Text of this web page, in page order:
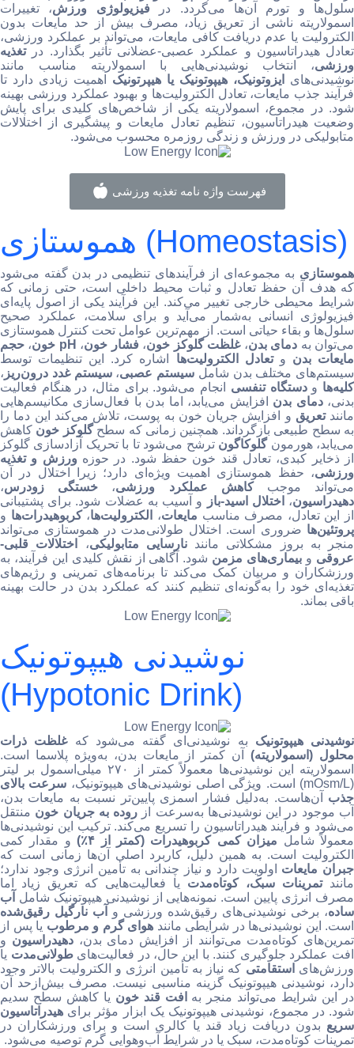
سلول‌ها و تورم آن‌ها می‌گردد. در فیزیولوژی ورزش، تغییرات
اسمولاریته ناشی از تعریق زیاد، مصرف بیش‌ از حد مایعات بدون
الکترولیت یا عدم دریافت کافی مایعات، می‌تواند بر عملکرد ورزشی،
تعادل هیدراتاسیون و عملکرد عصبی-عضلانی تأثیر بگذارد. درتغذیه
ورزشی، انتخاب نوشیدنی‌هایی با اسمولاریته مناسب مانند
نوشیدنی‌های
ایزوتونیک، هیپوتونیک یا هیپرتونیک اهمیت زیادی دارد تا
فرآیند جذب مایعات، تعادل الکترولیت‌ها و بهبود عملکرد ورزشی بهینه
شود. در مجموع، اسمولاریته یکی از شاخص‌های کلیدی برای پایش
وضعیت هیدراتاسیون، تنظیم تعادل مایعات و پیشگیری از اختلالات
متابولیکی در ورزش و زندگی روزمره محسوب می‌شود.
فهرست واژه نامه تغذیه ورزشی
هموستازی (Homeostasis)
هموستازی به مجموعه‌ای از فرآیندهای تنظیمی در بدن گفته می‌شود
که هدف آن حفظ تعادل و ثبات محیط داخلی است، حتی زمانی که
شرایط محیطی خارجی تغییر می‌کند. این فرآیند یکی از اصول پایه‌ای
فیزیولوژی انسانی به‌شمار می‌آید و برای سلامت، عملکرد صحیح
سلول‌ها و بقاء حیاتی است. از مهم‌ترین عوامل تحت کنترل هموستازی
می‌توان به دمای بدن،غلظت گلوکز خون، فشار خون، pH خون ، حجم
مایعات بدن وتعادل الکترولیت‌ها اشاره کرد. این تنظیمات توسط
سیستم‌های مختلف بدن شامل سیستم عصبی،سیستم غدد درون‌ریز ،
کلیه‌ها ودستگاه تنفسی انجام می‌شود. برای مثال، در هنگام فعالیت
بدنی،دمای بدن افزایش می‌یابد، اما بدن با فعال‌سازی مکانیسم‌هایی
مانندتعریق و افزایش جریان خون به پوست، تلاش می‌کند این دما را
به سطح طبیعی بازگرداند. همچنین زمانی که سطحگلوکز خون کاهش
می‌یابد، هورمونگلوکاگون ترشح می‌شود تا با تحریک آزادسازی گلوکز
از ذخایر کبدی، تعادل قند خون حفظ شود. در حوزه ورزش و تغذیه
ورزشی، حفظ هموستازی اهمیت ویژه‌ای دارد؛ زیرا اختلال در آن
می‌تواند موجبکاهش عملکرد ورزشی، خستگی زودرس،
دهیدراسیون، اختلال اسید-باز
و آسیب به عضلات شود. برای پشتیبانی
از این تعادل، مصرف مناسب مایعات، الکترولیت‌ها،کربوهیدرات‌ها و
پروتئین‌ها ضروری است. اختلال طولانی‌مدت در هموستازی می‌تواند
منجر به بروز مشکلاتی مانندنارسایی متابولیکی،
اختلالات قلبی-
عروقی و بیماری‌های مزمن شود. آگاهی از نقش کلیدی این فرآیند، به
ورزشکاران و مربیان کمک می‌کند تا برنامه‌های تمرینی و رژیم‌های
تغذیه‌ای خود را به‌گونه‌ای تنظیم کنند که عملکرد بدن در حالت بهینه
باقی بماند.
نوشیدنی هیپوتونیک
(Hypotonic Drink)
نوشیدنی هیپوتونیک به نوشیدنی‌ای گفته می‌شود کهغلظت ذرات
محلول (اسمولاریته)آن کمتر از مایعات بدن، به‌ویژه پلاسما است.
اسمولاریته این نوشیدنی‌ها معمولاً کمتر از ۲۷۰ میلی‌اسمول بر لیتر
(mOsm/L) است. ویژگی اصلی نوشیدنی‌های هیپوتونیک،
سرعت بالای
جذب آن‌هاست. به‌دلیل فشار اسمزی پایین‌تر نسبت به مایعات بدن،
آب موجود در این نوشیدنی‌ها به‌سرعت از روده به جریان خون منتقل
می‌شود و فرآیند هیدراتاسیون را تسریع می‌کند. ترکیب این نوشیدنی‌ها
معمولاً شامل میزان کمی کربوهیدرات (کمتر از ۴٪)
و مقدار کمی
الکترولیت است. به همین دلیل، کاربرد اصلی آن‌ها زمانی است که
جبران مایعات اولویت دارد و نیاز چندانی به تأمین انرژی وجود ندارد؛
مانندتمرینات سبک، کوتاه‌مدت یا فعالیت‌هایی که تعریق زیاد اما
مصرف انرژی پایین است. نمونه‌هایی از نوشیدنی هیپوتونیک شامل آب
ساده، برخی نوشیدنی‌های رقیق‌شده ورزشی و
آب نارگیل رقیق‌شده
است. این نوشیدنی‌ها در شرایطی مانند هوای گرم و مرطوب یا پس از
تمرین‌های کوتاه‌مدت می‌توانند از افزایش دمای بدن،دهیدراسیون و
افت عملکرد جلوگیری کنند. با این حال، در فعالیت‌هایطولانی‌مدت یا
ورزش‌های استقامتی که نیاز به تأمین انرژی و الکترولیت بالاتر وجود
دارد، نوشیدنی هیپوتونیک گزینه مناسبی نیست. مصرف بیش‌ازحد آن
در این شرایط می‌تواند منجر به
افت قند خون یا کاهش سطح سدیم
شود. در مجموع، نوشیدنی هیپوتونیک یک ابزار مؤثر برای هیدراتاسیون
سریع بدون دریافت زیاد قند یا کالری است و برای ورزشکاران در
تمرینات کوتاه‌مدت، سبک یا در شرایط آب‌وهوایی گرم توصیه می‌شود.